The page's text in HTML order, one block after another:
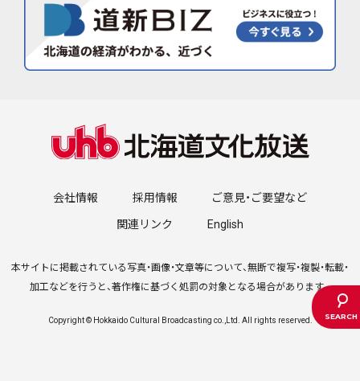
会社情報 採用情報 ご意見・ご要望など
関連リンク English
本サイトに掲載されている写真・画像・文章等について、無断で複写・複製・転載・
加工などを行うと、著作権に基づく処罰の対象となる場合があります。
Copyright © Hokkaido Cultural Broadcasting co.,Ltd. All rights reserved.